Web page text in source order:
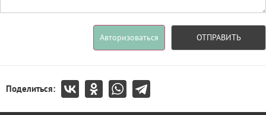
Авторизоваться ОТПРАВИТЬ
Поделиться: